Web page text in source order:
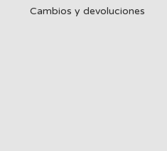
Cambios y devoluciones